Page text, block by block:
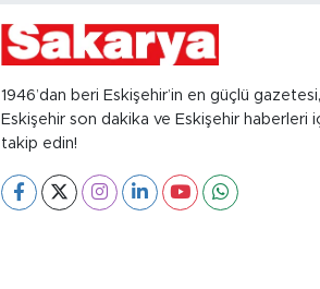
1946’dan beri Eskişehir’in en güçlü gazetesi,
Eskişehir son dakika ve Eskişehir haberleri
takip edin!